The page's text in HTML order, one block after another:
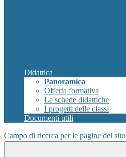
Didattica
Panoramica
Offerta formativa
Le schede didattiche
I progetti delle classi
Documenti utili
Campo di ricerca per le pagine del sito